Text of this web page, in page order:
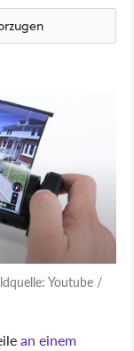
Youtube /
an einem